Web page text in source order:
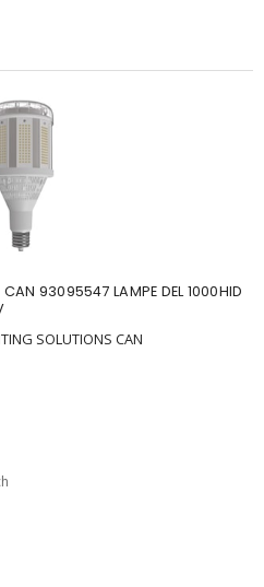
CAN 93095547 LAMPE DEL 1000HID
SOLUTIONS CAN